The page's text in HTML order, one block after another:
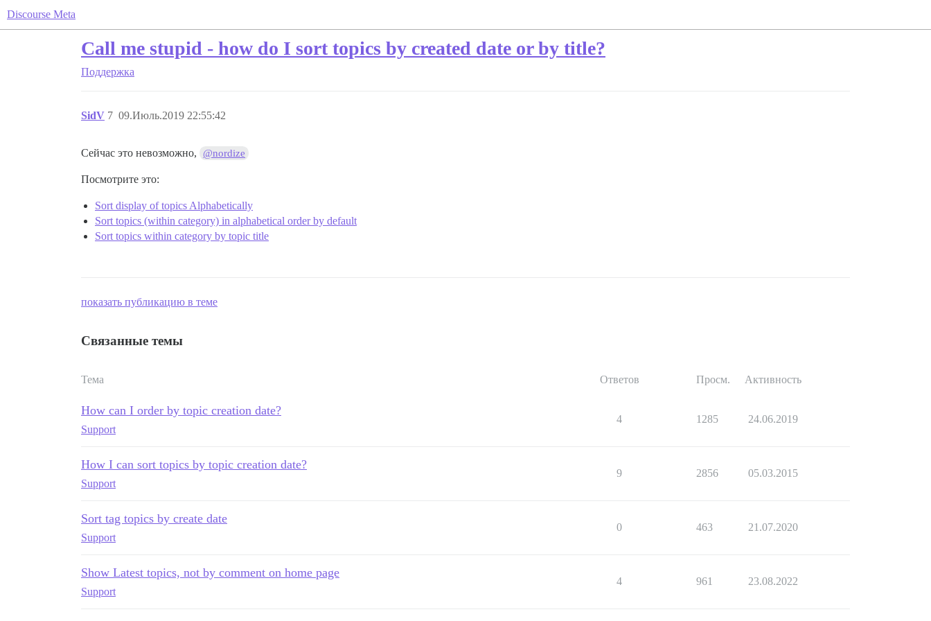
Discourse Meta
Call me stupid - how do I sort topics by created date or by title?
Поддержка
SidV 09.Июль.2019 22:55:42
7
Сейчас это невозможно, @nordize
Посмотрите это:
Sort display of topics Alphabetically
Sort topics (within category) in alphabetical order by default
Sort topics within category by topic title
показать публикацию в теме
Связанные темы
Тема Ответов Просм. Активность
How can I order by topic creation date?
Support
4 1285 24.06.2019
How I can sort topics by topic creation date?
Support
9 2856 05.03.2015
Sort tag topics by create date
Support
0 463 21.07.2020
Show Latest topics, not by comment on home page
Support
4 961 23.08.2022